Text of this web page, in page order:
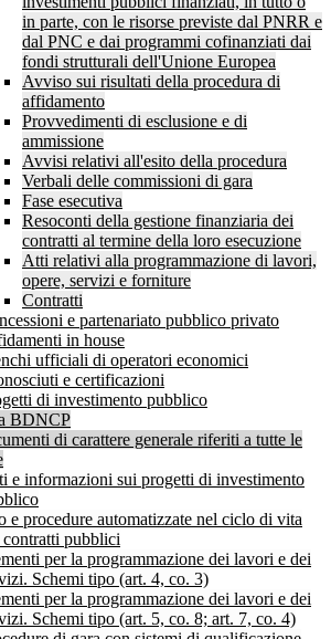
in parte, con le risorse previste dal PNRR e
dal PNC e dai programmi cofinanziati dai
fondi strutturali dell'Unione Europea
Avviso sui risultati della procedura di
affidamento
Provvedimenti di esclusione e di
ammissione
Avvisi relativi all'esito della procedura
Verbali delle commissioni di gara
Fase esecutiva
Resoconti della gestione finanziaria dei
contratti al termine della loro esecuzione
Atti relativi alla programmazione di lavori,
opere, servizi e forniture
Contratti
e partenariato pubblico privato
in house
ufficiali di operatori economici
e certificazioni
di investimento pubblico
BDNCP
di carattere generale riferiti a tutte le
e informazioni sui progetti di investimento
e procedure automatizzate nel ciclo di vita
contratti pubblici
per la programmazione dei lavori e dei
Schemi tipo (art. 4, co. 3)
per la programmazione dei lavori e dei
Schemi tipo (art. 5, co. 8; art. 7, co. 4)